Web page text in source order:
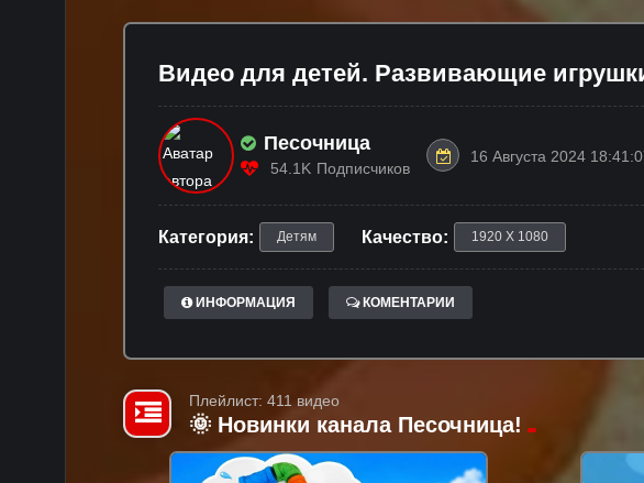
Видео для детей. Развивающие
Песочница
54.1K Подписчиков
16 Августа 2024
Категория: Детям Качество: 1920 X 1080
ИНФОРМАЦИЯ КОМЕНТАРИИ
Плейлист: 411 видео
🌞 Новинки канала Песочница!